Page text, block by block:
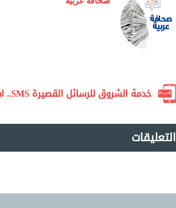
خدمة الشروق للرسائل القصيرة SMS.. اشترك الآن لتصلك أهم الأخبار لحظة بلحظة
التعليقات